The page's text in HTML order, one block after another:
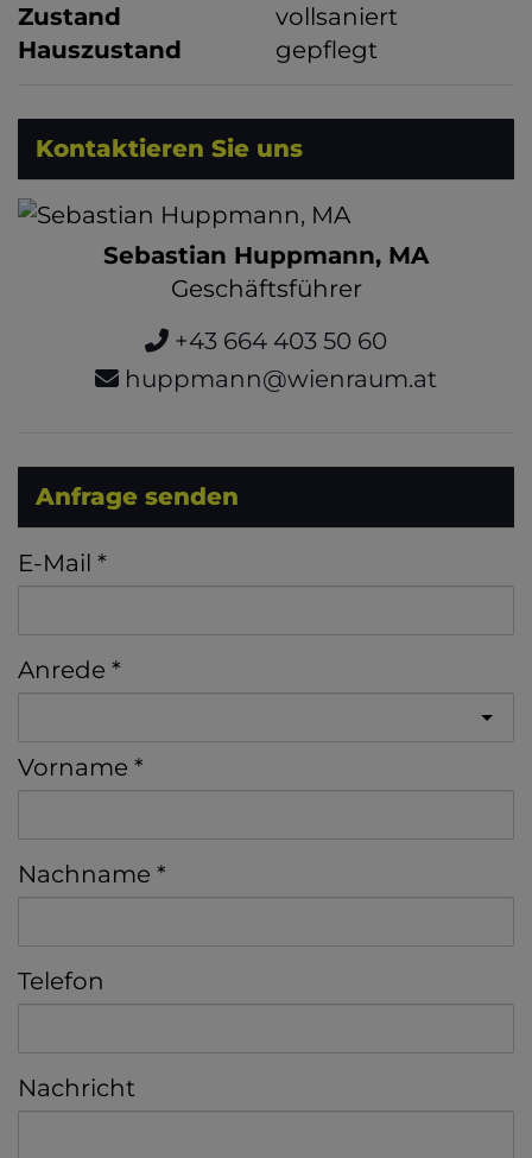
Zustand
vollsaniert
Hauszustand
gepflegt
Kontaktieren Sie uns
Sebastian Huppmann, MA
Geschäftsführer
+43 664 403 50 60
huppmann@wienraum.at
Anfrage senden
E-Mail
Anrede
Vorname
Nachname
Telefon
Nachricht